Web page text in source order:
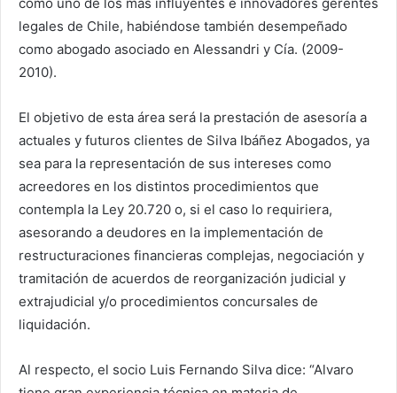
legales de Chile, habiéndose también desempeñado
como abogado asociado en Alessandri y Cía. (2009-
2010).
El objetivo de esta área será la prestación de asesoría a
actuales y futuros clientes de Silva Ibáñez Abogados, ya
sea para la representación de sus intereses como
acreedores en los distintos procedimientos que
contempla la Ley 20.720 o, si el caso lo requiriera,
asesorando a deudores en la implementación de
restructuraciones financieras complejas, negociación y
tramitación de acuerdos de reorganización judicial y
extrajudicial y/o procedimientos concursales de
liquidación.
Al respecto, el socio Luis Fernando Silva dice: “Alvaro